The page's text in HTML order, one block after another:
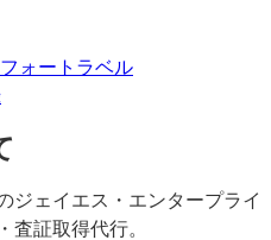
ォートラベル
ジェイエス・エンタープライ
査証取得代行。